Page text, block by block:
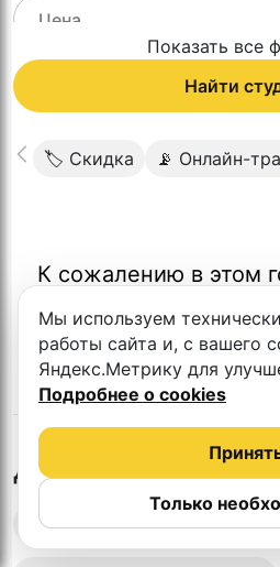
Показать все
Найти
🏷 Скидка 📡 Онлайн-
К сожалению в этом
Другие студии в
Выездная запись подкастов
Мы используем
работы сайта и, с вашего
Яндекс.Метрику для
Подробнее о cookies
Только